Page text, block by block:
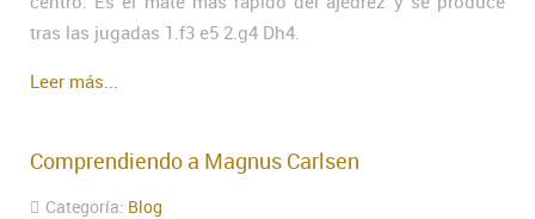
tras las jugadas 1.f3 e5 2.g4 Dh4.
Leer más...
Comprendiendo a Magnus Carlsen
Categoría: Blog